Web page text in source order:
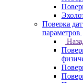
Поверка
параметров